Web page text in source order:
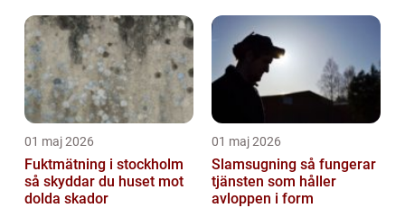
01 maj 2026
Fuktmätning i stockholm
så skyddar du huset mot
dolda skador
01 maj 2026
Slamsugning så fungerar
tjänsten som håller
avloppen i form